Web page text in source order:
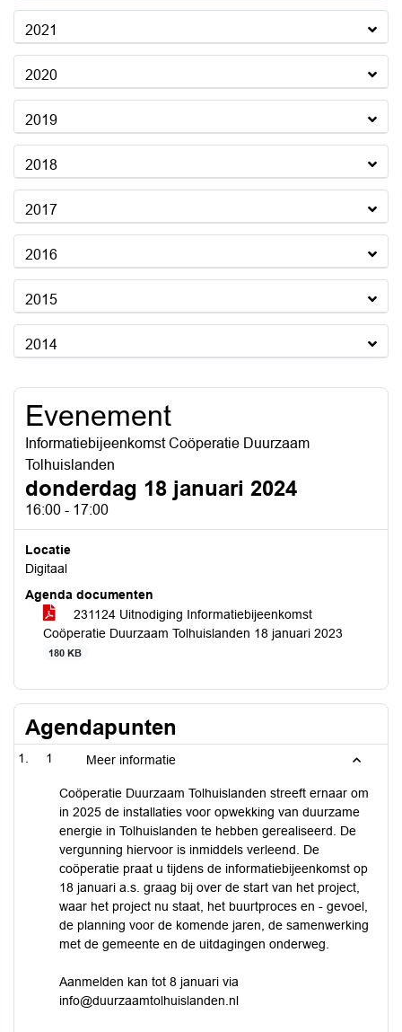
2021
2020
2019
2018
2017
2016
2015
2014
Evenement
Informatiebijeenkomst Coöperatie Duurzaam
Tolhuislanden
donderdag 18 januari 2024
16:00 - 17:00
Locatie
Digitaal
Agenda documenten
231124 Uitnodiging Informatiebijeenkomst
Coöperatie Duurzaam Tolhuislanden 18 januari 2023
180 KB
Agendapunten
1 Meer informatie
Coöperatie Duurzaam Tolhuislanden streeft ernaar om
in 2025 de installaties voor opwekking van duurzame
energie in Tolhuislanden te hebben gerealiseerd. De
vergunning hiervoor is inmiddels verleend. De
coöperatie praat u tijdens de informatiebijeenkomst op
18 januari a.s. graag bij over de start van het project,
waar het project nu staat, het buurtproces en - gevoel,
de planning voor de komende jaren, de samenwerking
met de gemeente en de uitdagingen onderweg.
Aanmelden kan tot 8 januari via
info@duurzaamtolhuislanden.nl